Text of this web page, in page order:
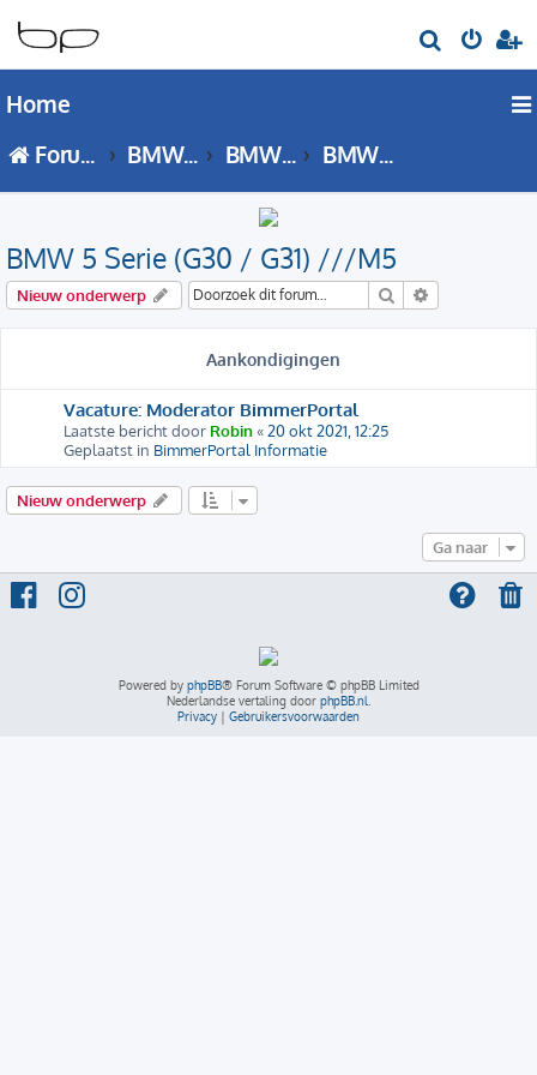
o
Home
Forumoverzicht
BMW 5 Serie BMW 5 Serie - G30 / G31 forum BMW 5 Serie (G30 / G31) ///M5
BMW 5 Serie (G30 / G31) ///M5
Nieuw onderwerp Zoek
Aankondigingen
Vacature: Moderator BimmerPortal
Laatste bericht door Robin«20 okt 2021, 12:25
Geplaatst in BimmerPortal Informatie
Nieuw onderwerp
Ga naar
Powered by phpBB® Forum Software © phpBB Limited
Nederlandse vertaling door phpBB.nl
Privacy | Gebruikersvoorwaarden